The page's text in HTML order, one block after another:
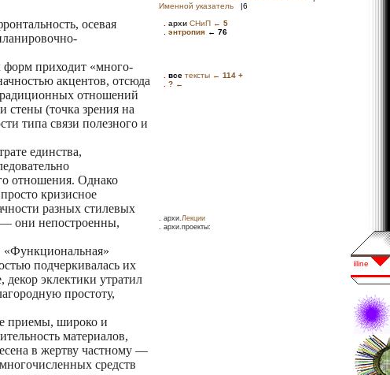
осевая
форм приходит «много-
акцентов, отсюда
отношений
стены (точка зрения на
типа связи полезного и
единства,
отношения. Однако
кризисное
разных стилевых
— они непостроенны,
«Функциональная»
подчеркивалась их
эклектики утратил
простоту,
приемы, широко и
материалов,
в жертву частному —
средств
архи.Лекции
архи.проекты: